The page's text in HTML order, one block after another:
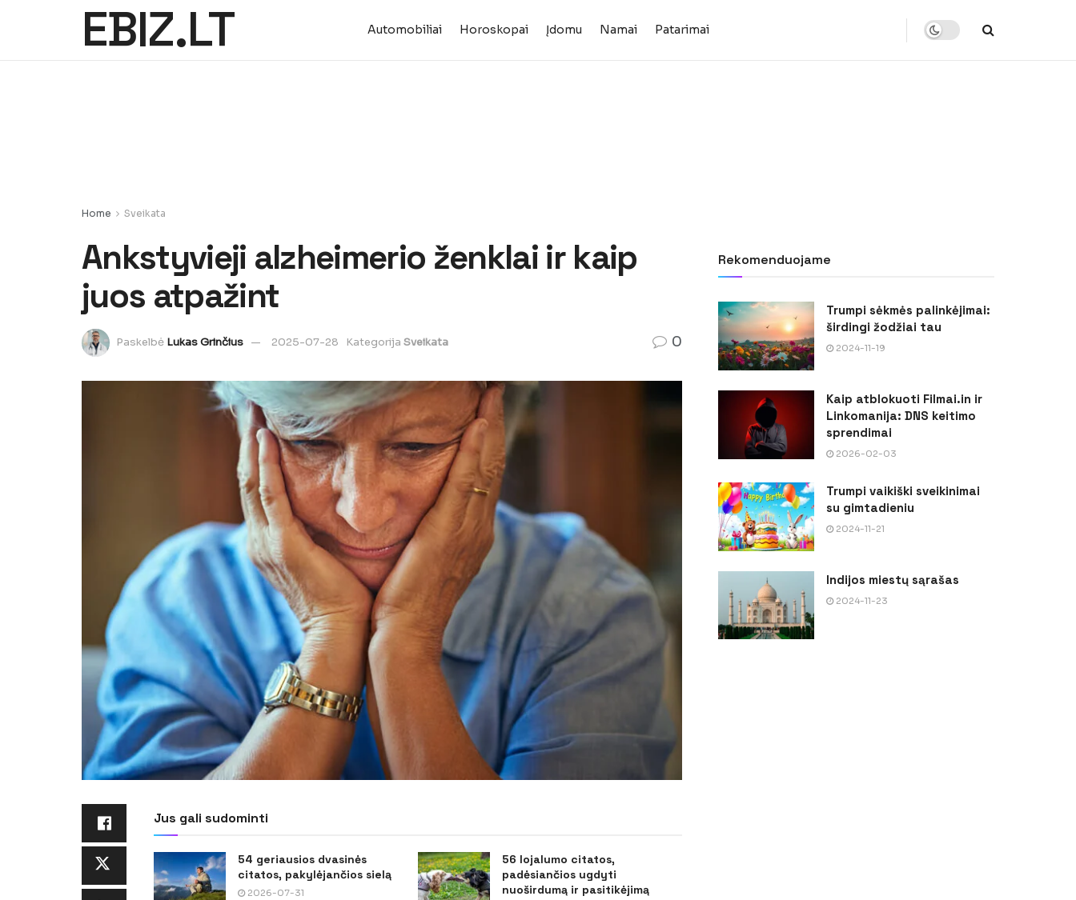
EBIZ.LT Automobiliai Horoskopai Įdomu Namai Patarimai
Home Sveikata
Ankstyvieji alzheimerio ženklai ir kaip
juos atpažint
Paskelbė Lukas Grinčius 2025-07-28 Kategorija Sveikata 0
Jus gali sudominti
54 geriausios dvasinės
citatos, pakylėjančios sielą
2026-07-31
56 lojalumo citatos,
padėsiančios ugdyti
nuoširdumą ir pasitikėjimą
Rekomenduojame
Trumpi sėkmės palinkėjimai:
širdingi žodžiai tau
2024-11-19
Kaip atblokuoti Filmai.in ir
Linkomanija: DNS keitimo
sprendimai
2026-02-03
Trumpi vaikiški sveikinimai
su gimtadieniu
2024-11-21
Indijos miestų sąrašas
2024-11-23